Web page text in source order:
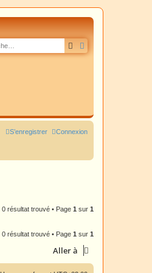
Rechercher
Connexion
S’enregistrer
0 résultat trouvé • Page 1 sur 1
0 résultat trouvé • Page 1 sur 1
Aller à